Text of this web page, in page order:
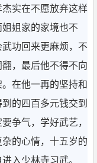
实在不愿放弃这样
姐家的家境也不
功回来更麻烦，不
，最后他不得不向
在他一再的坚持和
的四百多元钱交到
争气，学好武艺，
的心情，十五岁的
入少林寺习武。